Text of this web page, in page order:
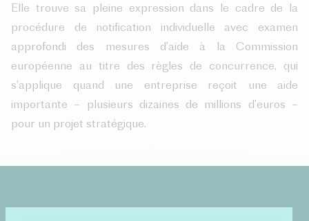
Elle trouve sa pleine expression dans le cadre de la
procédure de notification individuelle avec examen
approfondi des mesures d’aide à la Commission
européenne au titre des règles de concurrence, qui
s’applique quand une entreprise reçoit une aide
importante – plusieurs dizaines de millions d’euros –
pour un projet stratégique.